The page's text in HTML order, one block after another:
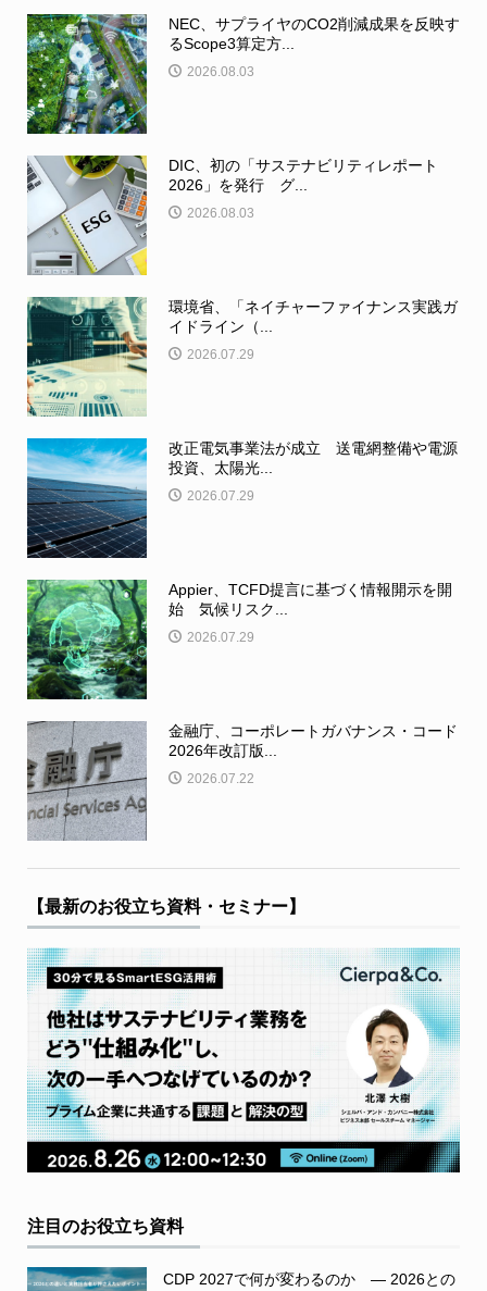
NEC、サプライヤのCO2削減成果を反映す
るScope3算定方...
2026.08.03
DIC、初の「サステナビリティレポート
2026」を発行 グ...
2026.08.03
環境省、「ネイチャーファイナンス実践ガ
イドライン（...
2026.07.29
改正電気事業法が成立 送電網整備や電源
投資、太陽光...
2026.07.29
Appier、TCFD提言に基づく情報開示を開
始 気候リスク...
2026.07.29
金融庁、コーポレートガバナンス・コード
2026年改訂版...
2026.07.22
【最新のお役立ち資料・セミナー】
注目のお役立ち資料
CDP 2027で何が変わるのか ― 2026との